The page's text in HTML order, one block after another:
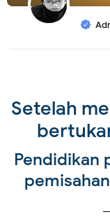
Setelah
Pendidikan